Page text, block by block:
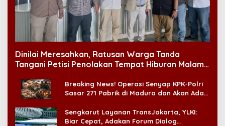
Dinilai Meresahkan, Ratusan Warga Tanda
Tangani Petisi Penolakan Tempat Hiburan Malam
Breaking News! Operasi Senyap KPK-Polri
Sasar 271 Pabrik di Madura dan Akan Ada
Sengkarut Layanan TransJakarta, YLKI:
Biar Cepat, Adakan Forum Dialog